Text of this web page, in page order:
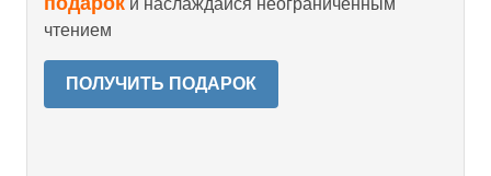
и наслаждайся неограниченным
чтением
ПОЛУЧИТЬ ПОДАРОК